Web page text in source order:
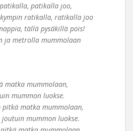
patikalla joo,
ratikalla, ratikalla joo
tällä pysäkillä pois!
ja metrolla mummolaan
matka mummolaan,
mummon luokse.
pitkä matka mummolaan,
mummon luokse.